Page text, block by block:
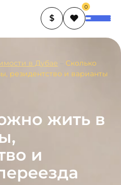
$
0
в Дубае
Сколько
резидентство и варианты
жить в
и